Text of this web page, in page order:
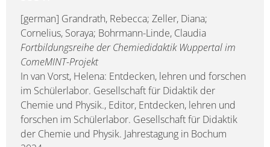
[german] Grandrath, Rebecca; Zeller, Diana;
Cornelius, Soraya; Bohrmann-Linde, Claudia
Fortbildungsreihe der Chemiedidaktik Wuppertal im
ComeMINT-Projekt
In van Vorst, Helena: Entdecken, lehren und forschen
im Schülerlabor. Gesellschaft für Didaktik der
Chemie und Physik., Editor, Entdecken, lehren und
forschen im Schülerlabor. Gesellschaft für Didaktik
der Chemie und Physik. Jahrestagung in Bochum